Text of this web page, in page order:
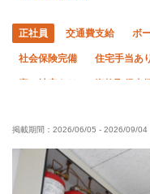
正社員 交通費支給 ボ
社会保険完備 住宅手当あ
有資格者優遇 夏季休暇
残業月10時間以下 残業ゼ
土日休み 転勤なし
掲載期間： 2026/06/05 - 2026/09/04